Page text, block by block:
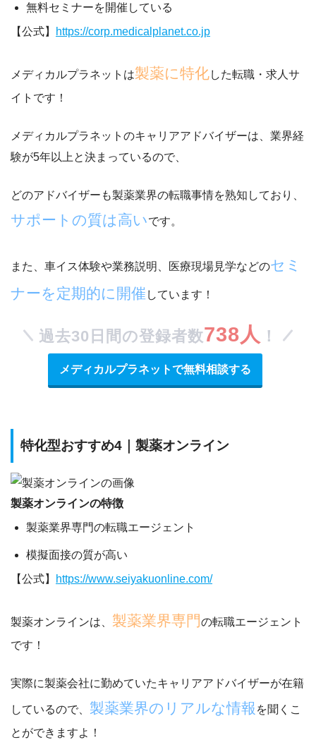
無料セミナーを開催している
【公式】
https://corp.medicalplanet.co.jp
メディカルプラネットは製薬に特化した転職・求人サ
イトです！
メディカルプラネットのキャリアアドバイザーは、 業界経
験が5年以上 と決まっているので、
どのアドバイザーも製薬業界の転職事情を熟知しており、
サポートの質は高いです。
また、車イス体験や業務説明、医療現場見学などのセミ
ナーを定期的に開催 しています！
過去30日間の登録者数738人 ！
メディカルプラネットで無料相談する
特化型おすすめ4｜製薬オンライン
製薬オンラインの特徴
製薬業界専門の転職エージェント
模擬面接の質が高い
【公式】
https://www.seiyakuonline.com/
製薬オンラインは、 製薬業界専門の転職エージェント
です！
実際に製薬会社に勤めていたキャリアアドバイザーが在籍
しているので、 製薬業界のリアルな情報 を聞くこ
とができますよ！